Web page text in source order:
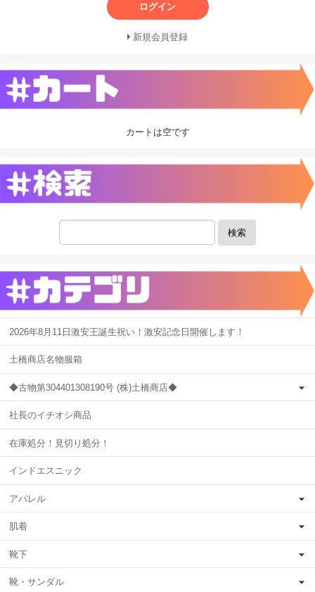
ログイン
新規会員登録
カートは空です
検索
2026年8月11日激安王誕生祝い！激安記念日開催します！
土橋商店名物服箱
◆古物第304401308190号 (株)土橋商店◆
社長のイチオシ商品
在庫処分！見切り処分！
インドエスニック
アパレル
肌着
靴下
靴・サンダル